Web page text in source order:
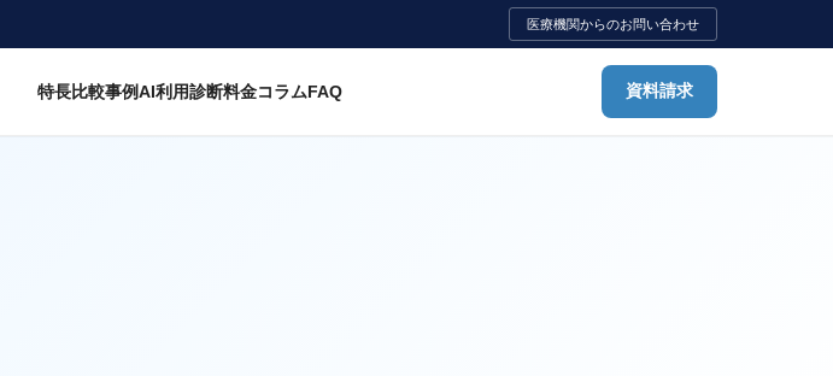
医療機関からのお問い合わせ
特長比較事例AI利用診断料金コラムFAQ 資料請求